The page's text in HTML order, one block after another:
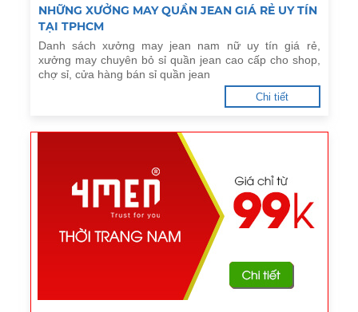
NHỮNG XƯỞNG MAY QUẦN JEAN GIÁ RẺ UY TÍN
TẠI TPHCM
Danh sách xưởng may jean nam nữ uy tín giá rẻ,
xưởng may chuyên bỏ sỉ quần jean cao cấp cho shop,
chợ sỉ, cửa hàng bán sỉ quần jean
Chi tiết